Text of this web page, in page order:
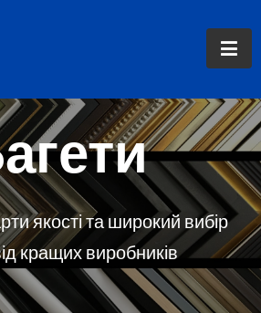
якості та широкий вибір
кращих виробників